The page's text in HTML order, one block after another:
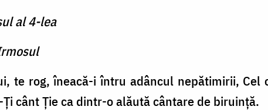
al 4-lea
te rog, îneacă-i întru adâncul nepătimirii, Cel
cânt Ţie ca dintr-o alăută cântare de biruinţă.